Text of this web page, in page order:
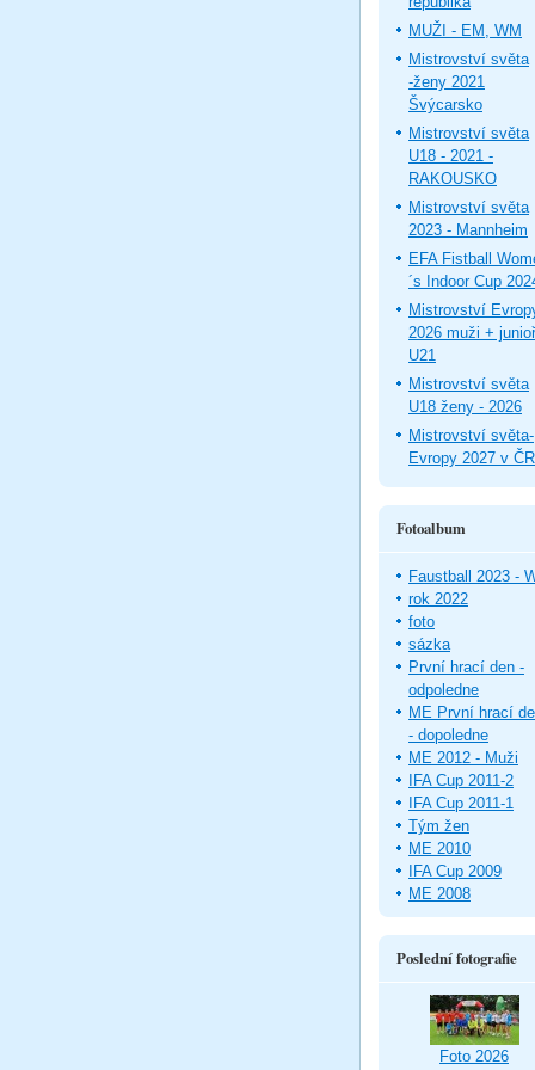
MUŽI - EM, WM
Mistrovství světa
-ženy 2021
Švýcarsko
Mistrovství světa
U18 - 2021 -
RAKOUSKO
Mistrovství světa
2023 - Mannheim
EFA Fistball
´s Indoor Cup
Mistrovství
2026 muži +
U21
Mistrovství světa
U18 ženy - 2026
Mistrovství světa-
Evropy 2027 v ČR
Fotoalbum
Faustball 2023 -
rok 2022
foto
sázka
První hrací den -
odpoledne
ME První hrací
- dopoledne
ME 2012 - Muži
IFA Cup 2011-2
IFA Cup 2011-1
Tým žen
ME 2010
IFA Cup 2009
ME 2008
Poslední fotografie
Foto 2026